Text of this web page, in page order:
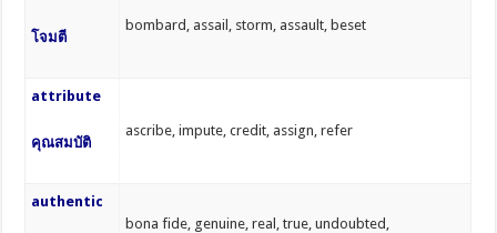
โจมตี
bombard, assail, storm, assault, beset
attribute
คุณสมบัติ
ascribe, impute, credit, assign, refer
authentic
bona fide, genuine, real, true, undoubted,